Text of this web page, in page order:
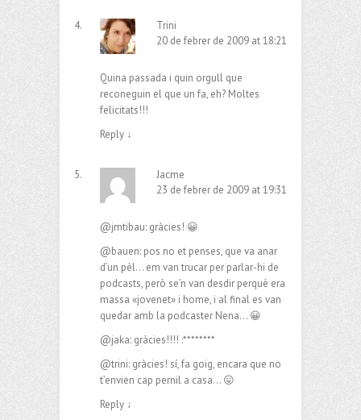
Trini
20 de febrer de 2009 at 18:21
Quina passada i quin orgull que
reconeguin el que un fa, eh? Moltes
felicitats!!!
Reply ↓
Jacme
23 de febrer de 2009 at 19:31
@jmtibau: gràcies! 😀
@bauen: pos no et penses, que va anar
d’un pèl… em van trucar per parlar-hi de
podcasts, però se’n van desdir perquè era
massa «jovenet» i home, i al final es van
quedar amb la podcaster Nena… 😀
@jaka: gràcies!!!! :********
@trini: gràcies! sí, fa goig, encara que no
t’envien cap pernil a casa… 😛
Reply ↓